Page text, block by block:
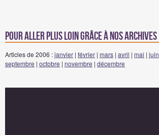
Pour aller plus loin grâce à nos archives
Articles de 2006 :janvier | février | mars | avril | mai | juin
septembre | octobre | novembre | décembre